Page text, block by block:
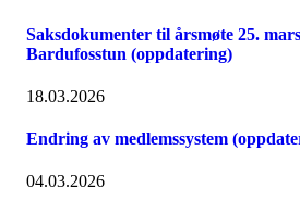
Saksdokumenter til årsmøte 25.
Bardufosstun (oppdatering)
18.03.2026
Endring av medlemssystem
04.03.2026